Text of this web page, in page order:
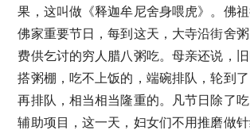
果，这叫做《释迦牟尼舍身喂虎》。佛
佛家重要节日，每到这天，大寺沿街舍
费供乞讨的穷人腊八粥吃。母亲还说，
搭粥棚，吃不上饭的，端碗排队，轮到
再排队，相当相当隆重的。凡节日除了
辅助项目，这一天，妇女们不用推磨做